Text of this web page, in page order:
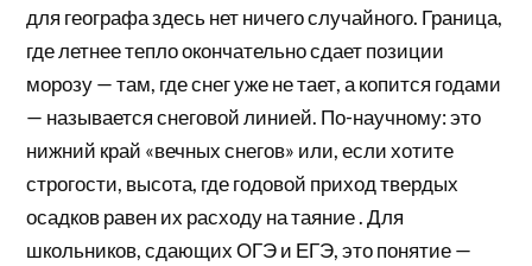
для географа здесь нет ничего случайного. Граница,
где летнее тепло окончательно сдает позиции
морозу — там, где снег уже не тает, а копится годами
— называется снеговой линией. По-научному: это
нижний край «вечных снегов» или, если хотите
строгости, высота, где годовой приход твердых
осадков равен их расходу на таяние . Для
школьников, сдающих ОГЭ и ЕГЭ, это понятие —